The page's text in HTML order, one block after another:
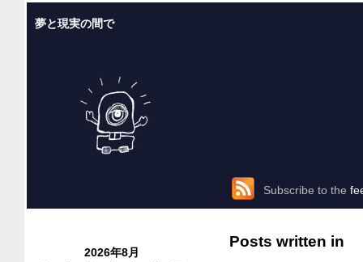
夢と現実の間で
Subscribe to the
2026年8月
Posts written in